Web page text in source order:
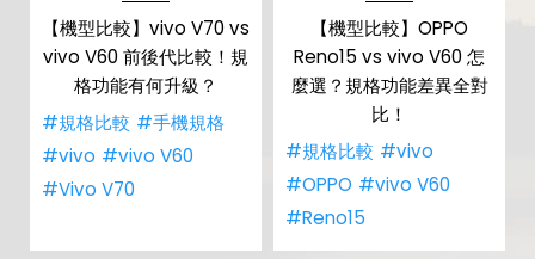
【機型比較】vivo V70 vs
vivo V60 前後代比較！規
格功能有何升級？
#規格比較 #手機規格
#vivo #vivo V60
#Vivo V70
【機型比較】OPPO
Reno15 vs vivo V60 怎
麼選？規格功能差異全對
比！
#規格比較 #vivo
#OPPO #vivo V60
#Reno15